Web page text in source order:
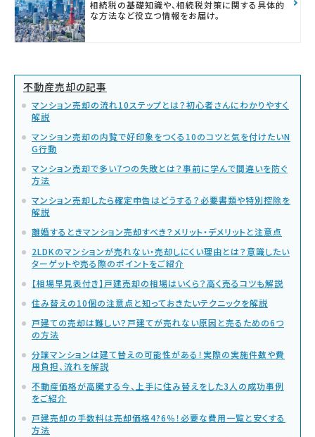
相続税の基礎知識や、相続税対策に関する具体的
な方法など役立つ情報をお届け。
不動産売却の記事
マンション売却の流れ10ステップとは？初心者さんにわかりやすく
解説
マンション売却の内覧で好印象をつくる10のコツと気を付けたいN
G行動
マンション売却で多い7つの失敗とは？事前に学んで間違いを防ぐ
方法
マンション売却したら確定申告はどうする？必要書類や特別控除を
解説
離婚するときマンション売却すべき？メリット・デメリットと注意点
2LDKのマンションが売れない・売却しにくい理由とは？意識したい
ターゲットや売る際のポイントをご紹介
【相場早見表付き】戸建売却の相場はいくら？高く売るコツも解説
住み替えの10個の注意点と知っておきたいテクニックを解説
戸建ての売却は難しい？戸建てが売れない原因と売るための6つ
の方法
分譲マンションは建て替えの可能性がある！実際の実施件数や費
用負担、流れを解説
不動産価格が高騰する今、上手に住み替えをした3人の成功事例
をご紹介
戸建売却の手数料は売却価格4?6％！必要な費用一覧と安くする
方法